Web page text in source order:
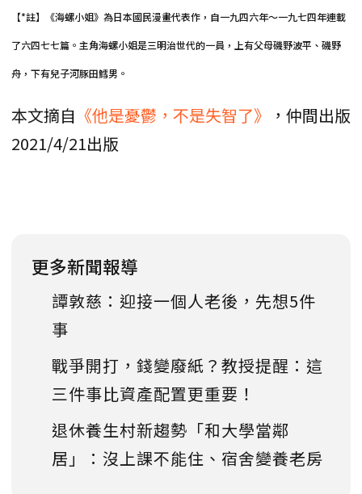
【*註】《海螺小姐》為日本國民漫畫代表作，自一九四六年〜一九七四年連載
了六四七七篇。主角海螺小姐是三明治世代的一員，上有父母磯野波平、磯野
舟，下有兒子河豚田鱈男。
本文摘自 《他是憂鬱，不是失智了》
，仲間出版
2021/4/21出版
更多新聞報導
譚敦慈：迎接一個人老後，先想5件
事
戰爭開打，錢變廢紙？教授提醒：這
三件事比資產配置更重要！
退休養生村新趨勢「和大學當鄰
居」：沒上課不能住、宿舍變養老房